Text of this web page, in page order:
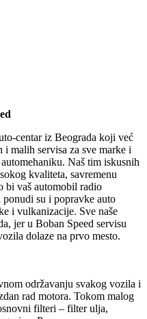
centar iz Beograda koji već
malih servisa za sve marke i
Naš tim iskusnih
kvaliteta, savremenu
bi vaš automobil radio
su i popravke auto
i vulkanizacije. Sve naše
jer u Boban Speed servisu
dolaze na prvo mesto.
održavanju svakog vozila i
rad motora. Tokom malog
filteri – filter ulja,